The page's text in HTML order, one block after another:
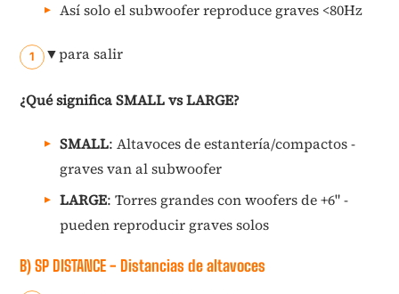
Así solo el subwoofer reproduce graves <80Hz
▼para salir
¿Qué significa SMALL vs LARGE?
SMALL: Altavoces de estantería/compactos -
graves van al subwoofer
LARGE: Torres grandes con woofers de +6" -
pueden reproducir graves solos
B) SP DISTANCE - Distancias de altavoces